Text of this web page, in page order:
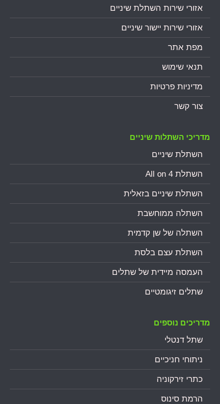
אזורי שירות השתלת שיניים
אזורי שירות יישור שיניים
מפת אתר
תנאי שימוש
מדיניות פרטיות
צור קשר
מדריכי השתלות שיניים
השתלת שיניים
השתלת All on 4
השתלת שיניים בזאלית
השתלה ממוחשבת
השתלה של שן קדמית
השתלת עצם בלסת
העמסה מיידית של שתלים
שתלים זיגומטיים
מדריכים נוספים
שתל דנטלי
ניתוחי חניכיים
כתרי זירקוניה
הרמת סינוס